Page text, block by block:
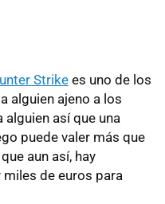
Strike es uno de los
alguien ajeno a los
así que una
puede valer más que
aun así, hay
de euros para